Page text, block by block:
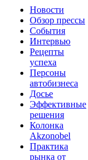
Новости
Обзор прессы
События
Интервью
Рецепты
успеха
Персоны
автобизнеса
Досье
Эффективные
решения
Колонка
Akzonobel
Практика
рынка от